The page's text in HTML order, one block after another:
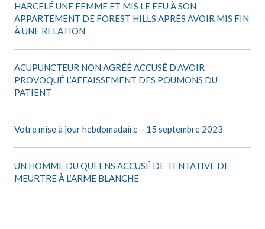
HARCELÉ UNE FEMME ET MIS LE FEU À SON
APPARTEMENT DE FOREST HILLS APRÈS AVOIR MIS FIN
À UNE RELATION
ACUPUNCTEUR NON AGRÉÉ ACCUSÉ D’AVOIR
PROVOQUÉ L’AFFAISSEMENT DES POUMONS DU
PATIENT
Votre mise à jour hebdomadaire – 15 septembre 2023
UN HOMME DU QUEENS ACCUSÉ DE TENTATIVE DE
MEURTRE À L’ARME BLANCHE